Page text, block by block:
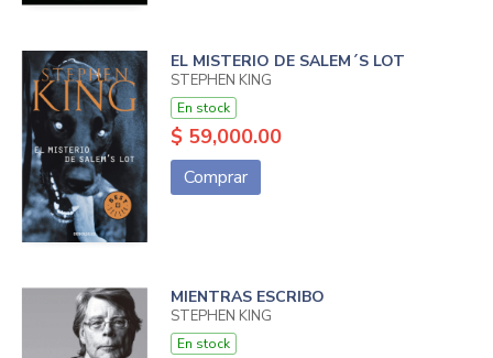
EL MISTERIO DE SALEM´S LOT
STEPHEN KING
En stock
$ 59,000.00
Comprar
MIENTRAS ESCRIBO
STEPHEN KING
En stock